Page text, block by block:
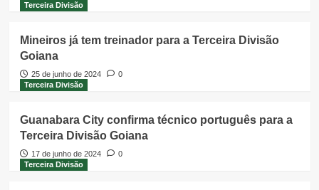
Terceira Divisão
Mineiros já tem treinador para a Terceira Divisão
Goiana
25 de junho de 2024
0
Terceira Divisão
Guanabara City confirma técnico português para a
Terceira Divisão Goiana
17 de junho de 2024
0
Terceira Divisão